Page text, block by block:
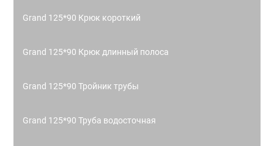
Grand 125*90 Крюк короткий
Grand 125*90 Крюк длинный полоса
Grand 125*90 Тройник трубы
Grand 125*90 Труба водосточная